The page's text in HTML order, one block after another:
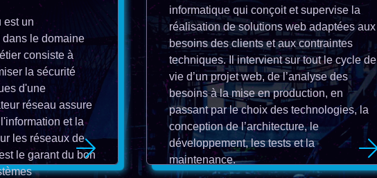
est un
le domaine
consiste à
la sécurité
d'une
réseau assure
et la
les réseaux de
le garant du bon
informatique qui conçoit et supervise la
réalisation de solutions web adaptées aux
besoins des clients et aux contraintes
techniques. Il intervient sur tout le cycle de
vie d’un projet web, de l’analyse des
besoins à la mise en production, en
passant par le choix des technologies, la
conception de l’architecture, le
développement, les tests et la
maintenance.